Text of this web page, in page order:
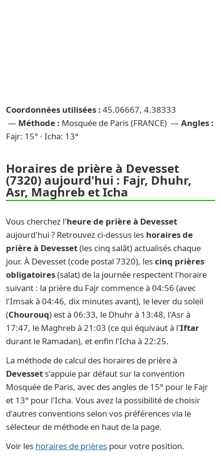
Coordonnées utilisées : 45.06667, 4.38333
— Méthode : Mosquée de Paris (FRANCE) — Angles :
Fajr: 15° · Icha: 13°
Horaires de prière à Devesset
(7320) aujourd'hui : Fajr, Dhuhr,
Asr, Maghreb et Icha
Vous cherchez l'heure de prière à Devesset
aujourd'hui ? Retrouvez ci-dessus les horaires de
prière à Devesset(les cinq salât) actualisés chaque
jour. À Devesset (code postal 7320), lescinq prières
obligatoires(salat) de la journée respectent l'horaire
suivant : la prière du Fajr commence à 04:56 (avec
l'Imsak à 04:46, dix minutes avant), le lever du soleil
(Chourouq) est à 06:33, le Dhuhr à 13:48, l'Asr à
17:47, le Maghreb à 21:03 (ce qui équivaut à l'Iftar
durant le Ramadan), et enfin l'Icha à 22:25.
La méthode de calcul des horaires de prière à
Devesset s'appuie par défaut sur la convention
Mosquée de Paris, avec des angles de 15° pour le Fajr
et 13° pour l'Icha. Vous avez la possibilité de choisir
d'autres conventions selon vos préférences via le
sélecteur de méthode en haut de la page.
Voir les horaires de prières pour votre position.